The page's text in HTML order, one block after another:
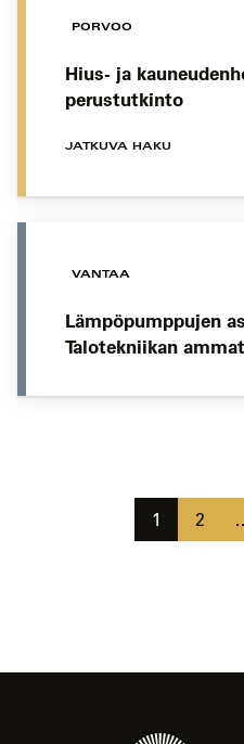
PORVOO
Hius- ja
perustutkinto
JATKUVA HAKU
VANTAA
Lämpöpumppujen
Talotekniikan
Sivu
1 Sivu
2